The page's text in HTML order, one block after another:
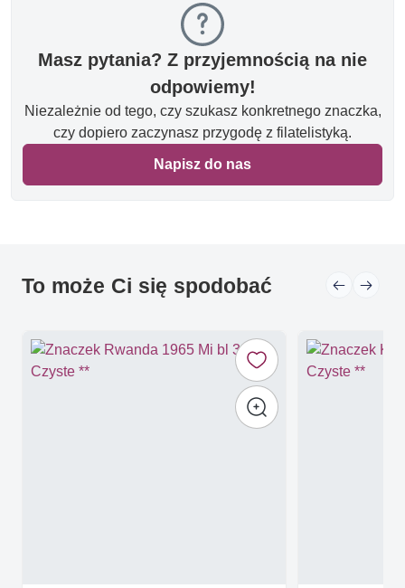
Masz pytania? Z przyjemnością na nie
odpowiemy!
Niezależnie od tego, czy szukasz konkretnego znaczka,
czy dopiero zaczynasz przygodę z filatelistyką.
Napisz do nas
To może Ci się spodobać